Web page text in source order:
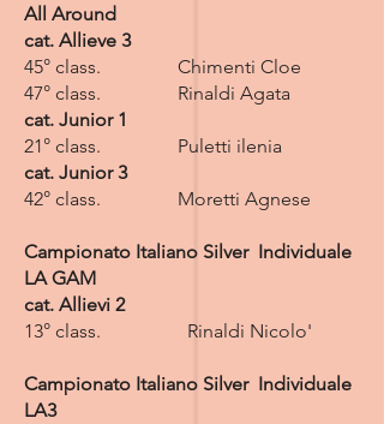
All Around
cat. Allieve 3
45° class. Chimenti Cloe
47° class. Rinaldi Agata
cat. Junior 1
21° class. Puletti ilenia
cat. Junior 3
42° class. Moretti Agnese
Campionato Italiano Silver Individuale
LA GAM
cat. Allievi 2
13° class. Rinaldi Nicolo'
Campionato Italiano Silver Individuale
LA3